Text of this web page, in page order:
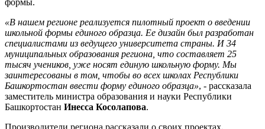
формы.
«В нашем регионе реализуется пилотный проект о введении
школьной формы единого образца. Ее дизайн был разработан
специалистами из ведущего университета страны. И 34
муниципальных образования региона, что составляет 25
тысяч учеников, уже носят единую школьную форму. Мы
заинтересованы в том, чтобы во всех школах Республики
Башкортостан ввести форму единого образца», - рассказала
заместитель министра образования и науки Республики
Башкортостан Инесса Косолапова.